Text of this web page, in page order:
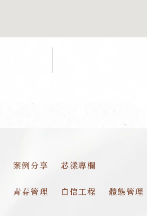
案例分享 芯漾專欄
青春管理 自信工程 體態管理